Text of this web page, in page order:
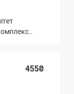
455₴